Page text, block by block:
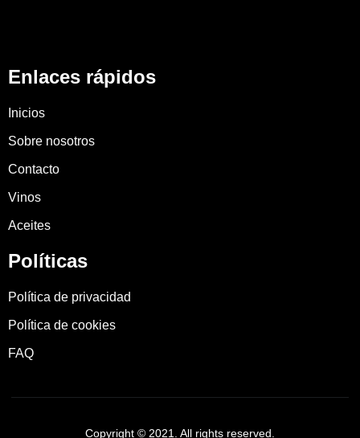
Enlaces rápidos
Inicios
Sobre nosotros
Contacto
Vinos
Aceites
Políticas
Política de privacidad
Política de cookies
FAQ
Copyright © 2021. All rights reserved.